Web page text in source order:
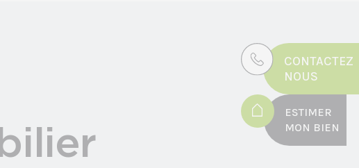
CONTACTEZ
NOUS
ESTIMER
MON BIEN